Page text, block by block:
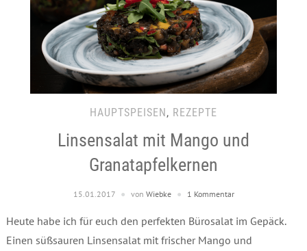
HAUPTSPEISEN, REZEPTE
Linsensalat mit Mango und
Granatapfelkernen
15.01.2017 von Wiebke 1 Kommentar
Heute habe ich für euch den perfekten Bürosalat im Gepäck.
Einen süßsauren Linsensalat mit frischer Mango und